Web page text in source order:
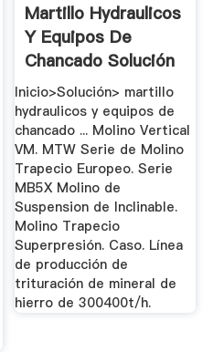
Martillo Hydraulicos
Y Equipos De
Chancado Solución
...
Inicio>Solución> martillo
hydraulicos y equipos de
chancado ... Molino Vertical
VM. MTW Serie de Molino
Trapecio Europeo. Serie
MB5X Molino de
Suspension de Inclinable.
Molino Trapecio
Superpresión. Caso. Línea
de producción de
trituración de mineral de
hierro de 300400t/h.